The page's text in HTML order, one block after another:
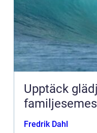
Upptäck
Fredrik Dahl